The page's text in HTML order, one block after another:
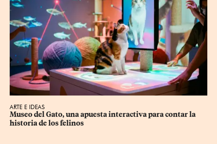
ARTE E IDEAS
Museo del Gato, una apuesta interactiva para contar la
historia de los felinos